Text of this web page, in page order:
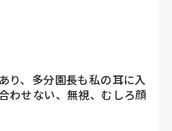
、短時間から少しずつ頑
か？
なのでしょうか、それとも
経験談やアドバイスなど教えていただけたら嬉しいです。
も限界はあります。
ったのか、誰から教わった
り、多分園長も私の耳に入
わせない、無視、むしろ顔
。異動命令出したら辞める